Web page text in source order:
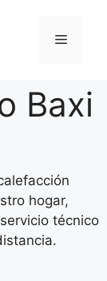
Baxi
hogar,
técnico